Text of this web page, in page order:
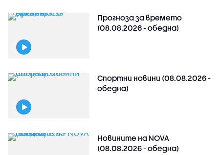
Прогноза за времето
(08.08.2026 - обедна)
Спортни новини (08.08.2026 -
обедна)
Новините на NOVA
(08.08.2026 - обедна)